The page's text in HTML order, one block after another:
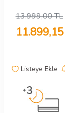
13.999,00TL
11.899,15
Listeye Ekle